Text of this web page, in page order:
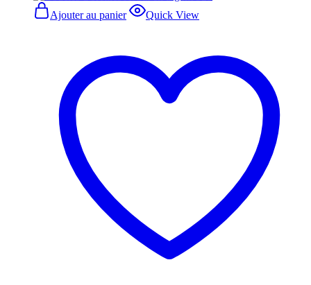
Ajouter au panier Quick View